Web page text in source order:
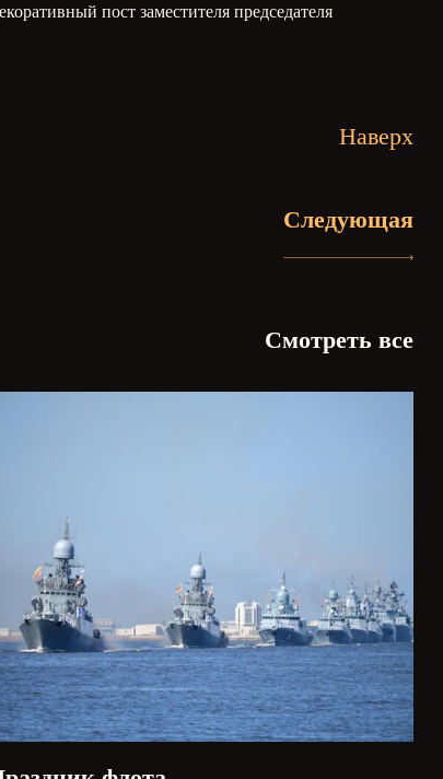
пост заместителя председателя
Наверх
Следующая
Смотреть все